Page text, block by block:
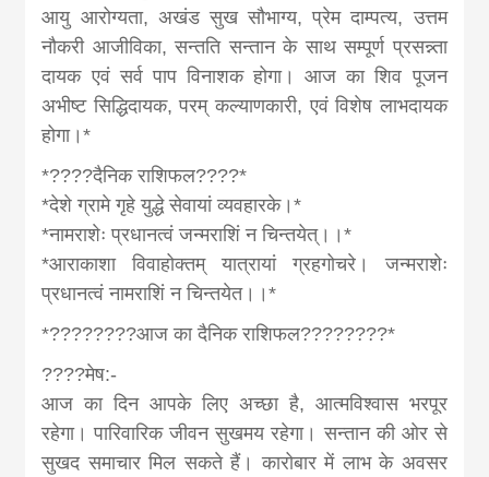
आयु आरोग्यता, अखंड सुख सौभाग्य, प्रेम दाम्पत्य, उत्तम
नौकरी आजीविका, सन्तति सन्तान के साथ सम्पूर्ण प्रसन्न्ता
दायक एवं सर्व पाप विनाशक होगा। आज का शिव पूजन
अभीष्ट सिद्धिदायक, परम् कल्याणकारी, एवं विशेष लाभदायक
होगा।*
*????दैनिक राशिफल????*
*देशे ग्रामे गृहे युद्धे सेवायां व्यवहारके।*
*नामराशेः प्रधानत्वं जन्मराशिं न चिन्तयेत्।।*
*आराकाशा विवाहोक्तम् यात्रायां ग्रहगोचरे। जन्मराशेः
प्रधानत्वं नामराशिं न चिन्तयेत।।*
*????????आज का दैनिक राशिफल????????*
????मेष:-
आज का दिन आपके लिए अच्छा है, आत्मविश्वास भरपूर
रहेगा। पारिवारिक जीवन सुखमय रहेगा। सन्तान की ओर से
सुखद समाचार मिल सकते हैं। कारोबार में लाभ के अवसर